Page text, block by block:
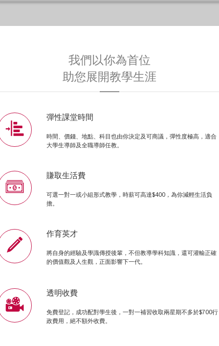
我們以你為首位
助您展開教學生涯
彈性課堂時間
時間、價錢、地點、科目也由你決定及可商議，彈性度極高，適合
大學生導師及全職導師任教。
賺取生活費
可選一對一或小組形式教學，時薪可高達$400，為你減輕生活負
擔。
作育英才
將自身的經驗及學識傳授後輩，不但教導學科知識，還可灌輸正確
的價值觀及人生觀，正面影響下一代。
透明收費
免費登記，成功配對學生後，一對一補習收取兩星期不多於$700行
政費用，絕不額外收費。